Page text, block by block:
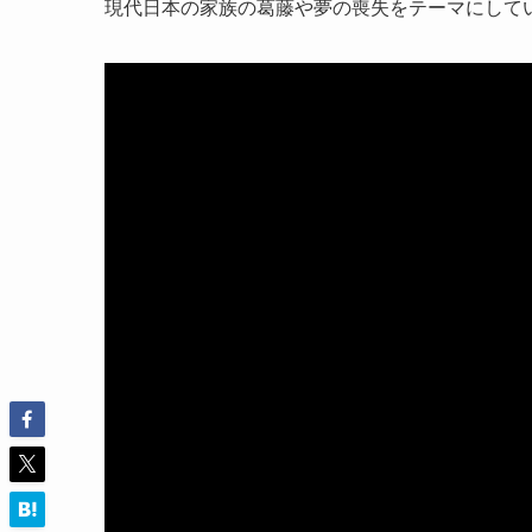
現代日本の家族の葛藤や夢の喪失をテーマにして